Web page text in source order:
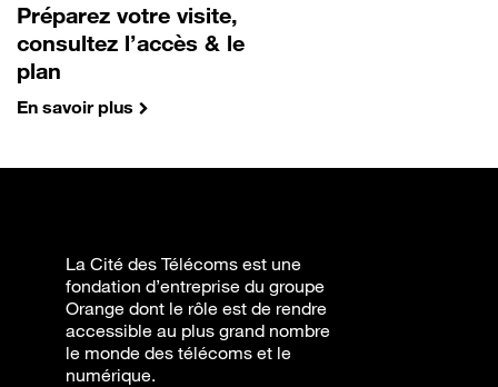
Préparez votre visite,
consultez l’accès & le
plan
En savoir plus
La Cité des Télécoms est une
fondation d’entreprise du groupe
Orange dont le rôle est de rendre
accessible au plus grand nombre
le monde des télécoms et le
numérique.